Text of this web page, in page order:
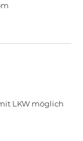
LKW möglich